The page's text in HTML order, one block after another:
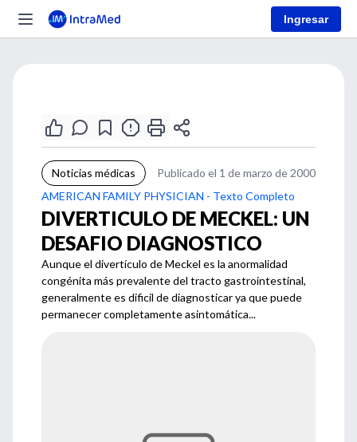
Ingresar
Noticias médicas
Publicado el 1 de marzo de 2000
AMERICAN FAMILY PHYSICIAN - Texto Completo
DIVERTICULO DE MECKEL: UN
DESAFIO DIAGNOSTICO
Aunque el divertículo de Meckel es la anormalidad
congénita más prevalente del tracto gastrointestinal,
generalmente es dificil de diagnosticar ya que puede
permanecer completamente asintomática...